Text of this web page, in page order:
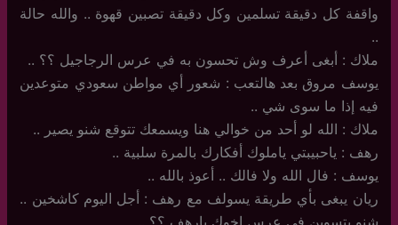
واقفة كل دقيقة تسلمين وكل دقيقة تصبين قهوة .. والله حالة
..
ملاك : أبغى أعرف وش تحسون به في عرس الرجاجيل ؟؟ ..
يوسف مروق بعد هالتعب : شعور أي مواطن سعودي متوعدين
فيه إذا ما سوى شي ..
ملاك : الله لو أحد من خوالي هنا ويسمعك تتوقع شنو يصير ..
رهف : ياحبيبتي ياملوك أفكارك بالمرة سلبية ..
يوسف : فال الله ولا فالك .. أعوذ بالله ..
ريان يبغى بأي طريقة يسولف مع رهف : أجل اليوم كاشخين ..
شنو بتسوين في عرس اخوك يارهف ؟؟ ..